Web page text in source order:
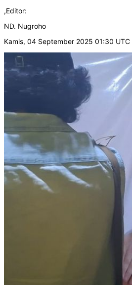
,Editor:
ND. Nugroho
Kamis, 04 September 2025 01:30 UTC